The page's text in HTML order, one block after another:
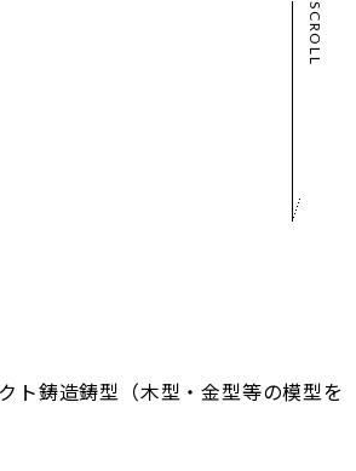
SCROLL
ト鋳造鋳型（木型・金型等の模型を